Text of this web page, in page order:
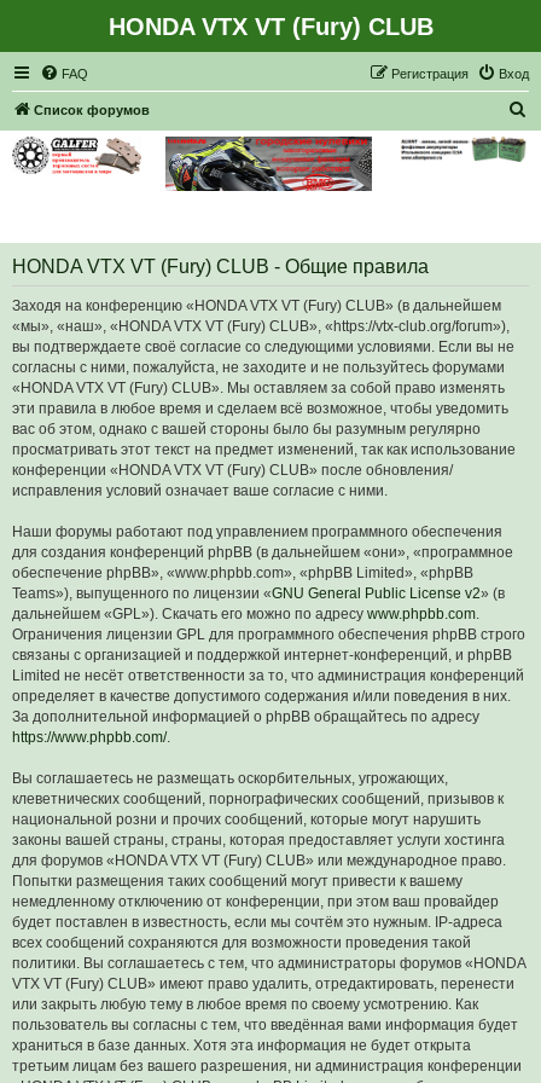
HONDA VTX VT (Fury) CLUB
FAQ Вход
Регистрация
Список форумов
HONDA VTX VT (Fury) CLUB - Общие правила
Заходя на конференцию «HONDA VTX VT (Fury) CLUB» (в дальнейшем
«мы», «наш», «HONDA VTX VT (Fury) CLUB», «https://vtx-club.org/forum»),
вы подтверждаете своё согласие со следующими условиями. Если вы не
согласны с ними, пожалуйста, не заходите и не пользуйтесь форумами
«HONDA VTX VT (Fury) CLUB». Мы оставляем за собой право изменять
эти правила в любое время и сделаем всё возможное, чтобы уведомить
вас об этом, однако с вашей стороны было бы разумным регулярно
просматривать этот текст на предмет изменений, так как использование
конференции «HONDA VTX VT (Fury) CLUB» после обновления/
исправления условий означает ваше согласие с ними.
Наши форумы работают под управлением программного обеспечения
для создания конференций phpBB (в дальнейшем «они», «программное
обеспечение phpBB», «www.phpbb.com», «phpBB Limited», «phpBB
Teams»), выпущенного по лицензии «GNU General Public License v2» (в
дальнейшем «GPL»). Скачать его можно по адресу www.phpbb.com
Ограничения лицензии GPL для программного обеспечения phpBB строго
связаны с организацией и поддержкой интернет-конференций, и phpBB
Limited не несёт ответственности за то, что администрация конференций
определяет в качестве допустимого содержания и/или поведения в них.
За дополнительной информацией о phpBB обращайтесь по адресу
https://www.phpbb.com/.
Вы соглашаетесь не размещать оскорбительных, угрожающих,
клеветнических сообщений, порнографических сообщений, призывов к
национальной розни и прочих сообщений, которые могут нарушить
законы вашей страны, страны, которая предоставляет услуги хостинга
для форумов «HONDA VTX VT (Fury) CLUB» или международное право.
Попытки размещения таких сообщений могут привести к вашему
немедленному отключению от конференции, при этом ваш провайдер
будет поставлен в известность, если мы сочтём это нужным. IP-адреса
всех сообщений сохраняются для возможности проведения такой
политики. Вы соглашаетесь с тем, что администраторы форумов «HONDA
VTX VT (Fury) CLUB» имеют право удалить, отредактировать, перенести
или закрыть любую тему в любое время по своему усмотрению. Как
пользователь вы согласны с тем, что введённая вами информация будет
храниться в базе данных. Хотя эта информация не будет открыта
третьим лицам без вашего разрешения, ни администрация конференции